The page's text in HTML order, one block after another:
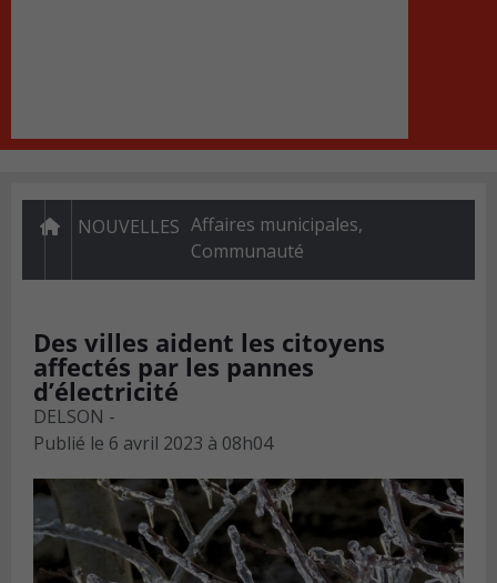
NOUVELLES Affaires municipales,
Communauté
Des villes aident les citoyens
affectés par les pannes
d’électricité
DELSON -
Publié le 6 avril 2023 à 08h04